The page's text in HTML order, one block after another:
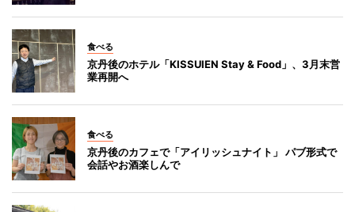
食べる
京丹後のホテル「KISSUIEN Stay & Food」、3月末営
業再開へ
食べる
京丹後のカフェで「アイリッシュナイト」 パブ形式で
会話やお酒楽しんで